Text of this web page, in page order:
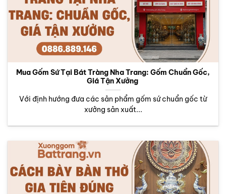
Mua Gốm Sứ Tại Bát Tràng Nha Trang: Gốm Chuẩn Gốc,
Giá Tận Xưởng
Với định hướng đưa các sản phẩm gốm sứ chuẩn gốc từ
xưởng sản xuất...